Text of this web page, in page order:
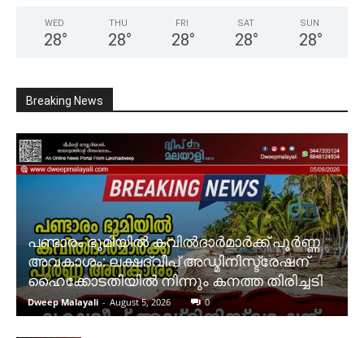
WED
28°
THU
28°
FRI
28°
SAT
28°
SUN
28°
Breaking News
പണ്ടാരം ഭൂമിയിൽ കവിൽദാർമാർക്ക് പൂർണ്ണ
അവകാശം: ലക്ഷദ്വീപ് അഡ്മിനിസ്ട്രേഷന്
ഹൈക്കോടതിയിൽ നിന്നും കനത്ത തിരിച്ചടി
Dweep Malayali - August 5, 2026 0